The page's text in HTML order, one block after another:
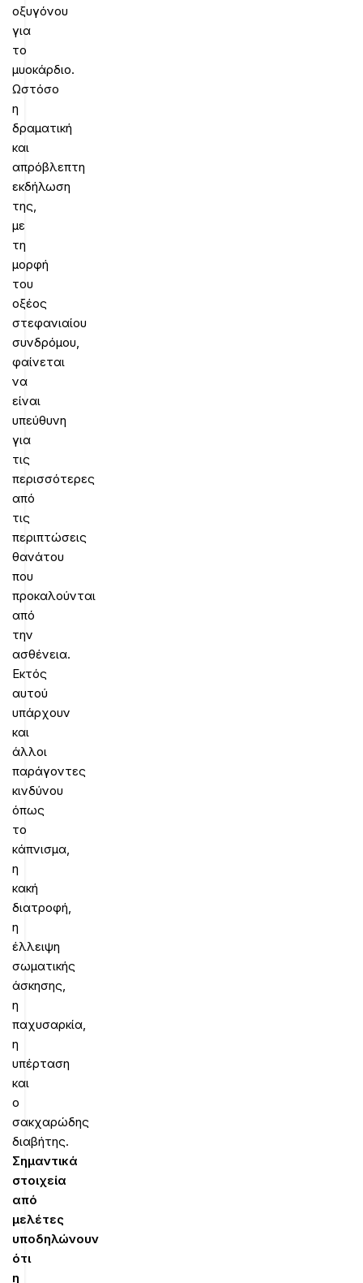
οξυγόνου
για
το
μυοκάρδιο.
Ωστόσο
η
δραματική
και
απρόβλεπτη
εκδήλωση
της,
με
τη
μορφή
του
οξέος
στεφανιαίου
συνδρόμου,
φαίνεται
να
είναι
υπεύθυνη
για
τις
περισσότερες
από
τις
περιπτώσεις
θανάτου
που
προκαλούνται
από
την
ασθένεια.
Εκτός
αυτού
υπάρχουν
και
άλλοι
παράγοντες
κινδύνου
όπως
το
κάπνισμα,
η
κακή
διατροφή,
η
έλλειψη
σωματικής
άσκησης,
η
παχυσαρκία,
η
υπέρταση
και
ο
σακχαρώδης
διαβήτης.
Σημαντικά
στοιχεία
από
μελέτες
υποδηλώνουν
ότι
η